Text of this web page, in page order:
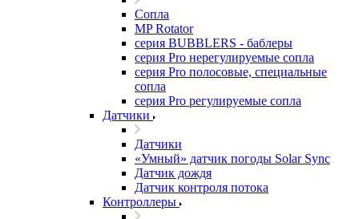
Сопла
MP Rotator
серия BUBBLERS - баблеры
серия Pro нерегулируемые сопла
серия Pro полосовые, специальные
сопла
серия Pro регулируемые сопла
Датчики
Датчики
«Умный» датчик погоды Solar Sync
Датчик дождя
Датчик контроля потока
Контроллеры